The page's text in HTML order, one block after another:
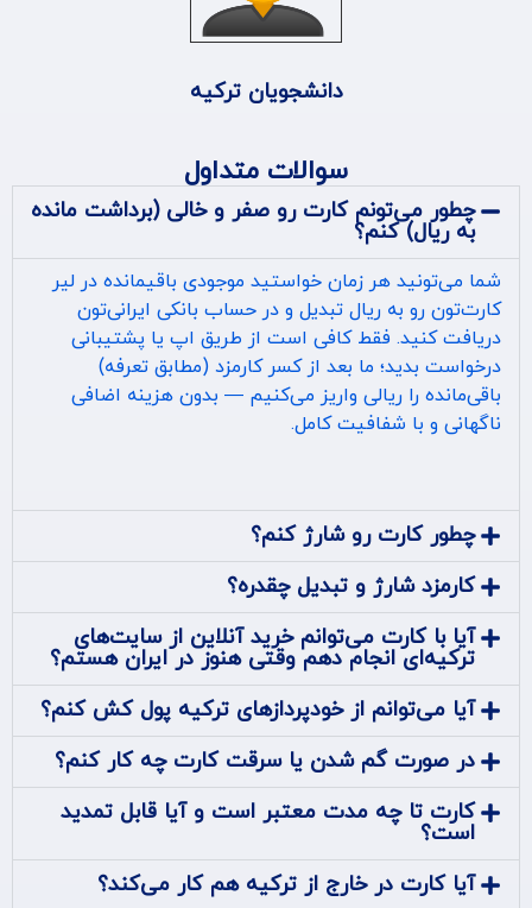
دانشجویان ترکیه
سوالات متداول
چطور می‌تونم کارت رو صفر و خالی (برداشت مانده
به ریال) کنم؟
شما می‌تونید هر زمان خواستید موجودی باقیمانده در لیر
کارت‌تون رو به ریال تبدیل و در حساب بانکی ایرانی‌تون
دریافت کنید. فقط کافی است از طریق اپ یا پشتیبانی
درخواست بدید؛ ما بعد از کسر کارمزد (مطابق تعرفه)
باقی‌مانده را ریالی واریز می‌کنیم — بدون هزینه اضافی
ناگهانی و با شفافیت کامل.
چطور کارت رو شارژ کنم؟
کارمزد شارژ و تبدیل چقدره؟
آیا با کارت می‌توانم خرید آنلاین از سایت‌های
ترکیه‌ای انجام دهم وقتی هنوز در ایران هستم؟
آیا می‌توانم از خودپردازهای ترکیه پول کش کنم؟
در صورت گم شدن یا سرقت کارت چه کار کنم؟
کارت تا چه مدت معتبر است و آیا قابل تمدید
است؟
آیا کارت در خارج از ترکیه هم کار می‌کند؟